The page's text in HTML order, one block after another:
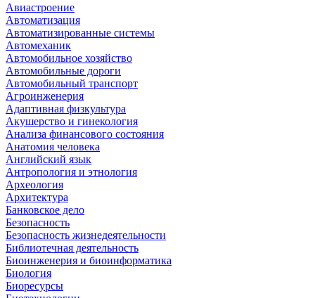
Авиастроение
Автоматизация
Автоматизированные системы
Автомеханик
Автомобильное хозяйство
Автомобильные дороги
Автомобильный транспорт
Агроинженерия
Адаптивная физкультура
Акушерство и гинекология
Анализа финансового состояния
Анатомия человека
Английский язык
Антропология и этнология
Археология
Архитектура
Банковское дело
Безопасность
Безопасность жизнедеятельности
Библиотечная деятельность
Биоинженерия и биоинформатика
Биология
Биоресурсы